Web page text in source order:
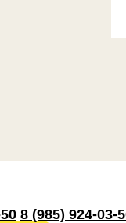
8 (985) 924-03-